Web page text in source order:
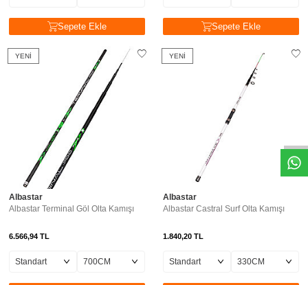
Sepete Ekle Sepete Ekle
YENI
Albastar
Albastar Terminal Göl Olta Kamışı
6.566,94 TL
YENI
Albastar
Albastar Castral Surf Olta Kamışı
1.840,20 TL